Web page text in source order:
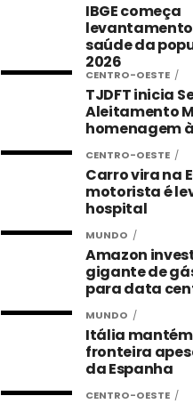
IBGE começa
saúde da
2026
CENTRO-OESTE
TJDFT inicia
Aleitamento
homenagem
CENTRO-OESTE
Carro vira na
motorista é
hospital
MUNDO
Amazon
gigante de
para data
MUNDO
Itália
fronteira
da Espanha
CENTRO-OESTE